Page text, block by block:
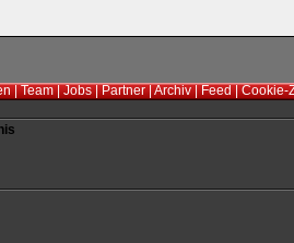
|Team|Jobs|Partner|Archiv|Feed|Cookie-